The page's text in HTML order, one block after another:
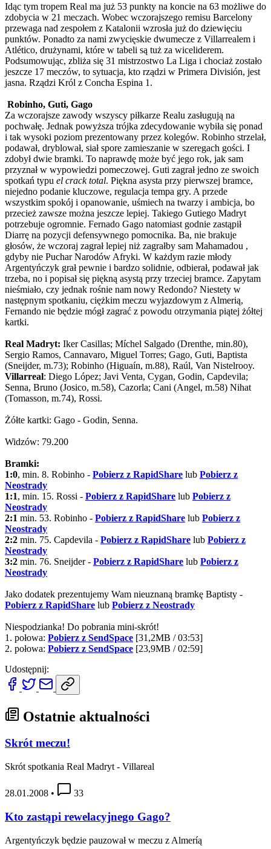
Idąc tym tropem Real ma już 53 punkty na koncie na 63 możliwe do
zdobycia w 21 meczach. Wobec wczorajszego remisu Barcelony
przewaga nad zespołem z Katalonii wzrosła już do dziewięciu
punktów. Ponadto za nami zwycięskie dwumecze z Villarrealem i
Atlético, drużynami, które w tabeli są tuż za wiceliderem.
Podsumowując, zbliża się 31 mistrzostwo La Liga i chociaż zostało
jeszcze 17 meczów, to sytuacja, kto rządzi w Primera División, jest
jasna. Rządzi Król z Concha Espina 1.
Robinho, Guti, Gago
Za wczorajsze zawody wszyscy piłkarze Realu zasługują na
pochwałę. Jednak powyższa trójka zdecydowanie wybiła się ponad
i tak wysoki poziom prezentowany przez kolegów. Robinho strzelał,
podawał, dryblował, siał spore zamieszanie w szeregach gości. I
zdobył dwie bramki. To naprawdę może być jego rok, jak sam
przyznał w wypowiedzi pomeczowej. Guti zagrał jedno ze swoich
spotkań typu el crack total. Piękna asysta przy pierwszej bramce,
niejedno podanie kluczowe, regulacja tempa gry. A przede
wszystkim spokój i opanowanie, uśmiech na twarzy i ambicja, bo
przecież zawsze można jeszcze lepiej. Takiego Gutiego Madryt
potrzebuje ogromnie. Fernado Gago natomiast godnie zastąpił
Diarrę na pozycji defensywnego pomocnika. Ba, nie brakuje
głosów, że wczoraj zagrał lepiej niż zagrałby sam Mahamadou ,
gdyby nie Puchar Narodów Afryki. W każdym razie młody
Argentyńczyk grał pewnie i bardzo solidnie, odbierał, podawał jak
trzeba, no i popisał się piękną asystą przy trzeciej bramce. Zapytam
nieśmiało, czy jednak rośnie nam nowy Redondo? Niestety w
następnym spotkaniu, ciężkim meczu wyjazdowym z Almerią,
Fernando nie będzie mógł zagrać z powodu otrzymania piątej żółtej
kartki.
Real Madryt: Iker Casillas; Míchel Salgado (Drenthe, min.80),
Sergio Ramos, Cannavaro, Miguel Torres; Gago, Guti, Baptista
(Sneijder, m.73); Robinho (Higuaín, m.88), Raúl, Van Nistelrooy.
Villarreal: Diego López; Javi Venta, Cygan, Godin, Capdevila;
Senna, Bruno (Josico, m.58), Cazorla; Cani (Angel, m.58) Nihat
(Tomasson, m.74), Rossi.
Żółte kartki: Gago - Godin, Senna.
Widzów: 79.200
Bramki:
1:0, min. 8. Robinho - Pobierz z RapidShare lub Pobierz z
Neostrady
1:1, min. 15. Rossi - Pobierz z RapidShare lub Pobierz z
Neostrady
2:1 min. 53. Robinho - Pobierz z RapidShare lub Pobierz z
Neostrady
2:2 min. 75. Capdevila - Pobierz z RapidShare lub Pobierz z
Neostrady
3:2 min. 76. Sneijder - Pobierz z RapidShare lub Pobierz z
Neostrady
Jako dodatek prezentujemy Wam nieuznaną bramkę Baptisty -
Pobierz z RapidShare lub Pobierz z Neostrady
Niespodzianka! Do pobrania mini-skrót!
1. połowa: Pobierz z SendSpace [31,2MB / 03:53]
2. połowa: Pobierz z SendSpace [23,9MB / 02:59]
Udostępnij:
Ostatnie aktualności
Skrót meczu!
Skrót spotkania Real Madryt - Villareal
28.01.2008 • 33
Kto zastąpi rewelacyjnego Gago?
Argentyńczyk będzie pauzował w meczu z Almeríą